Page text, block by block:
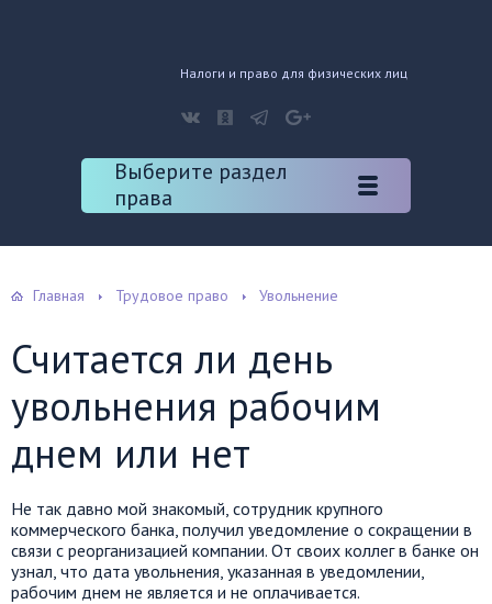
Налоги и право для физических лиц
Выберите раздел
права
Главная Трудовое право Увольнение
Считается ли день
увольнения рабочим
днем или нет
Не так давно мой знакомый, сотрудник крупного
коммерческого банка, получил уведомление о сокращении в
связи с реорганизацией компании. От своих коллег в банке он
узнал, что дата увольнения, указанная в уведомлении,
рабочим днем не является и не оплачивается.